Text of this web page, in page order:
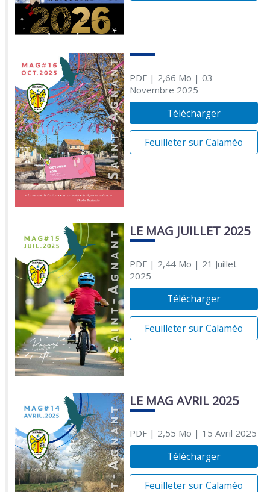
PDF| 2,66 Mo | 03
Novembre 2025
Télécharger
Feuilleter sur Calaméo
LE MAG JUILLET 2025
PDF| 2,44 Mo | 21 Juillet
2025
Télécharger
Feuilleter sur Calaméo
LE MAG AVRIL 2025
PDF| 2,55 Mo | 15 Avril 2025
Télécharger
Feuilleter sur Calaméo